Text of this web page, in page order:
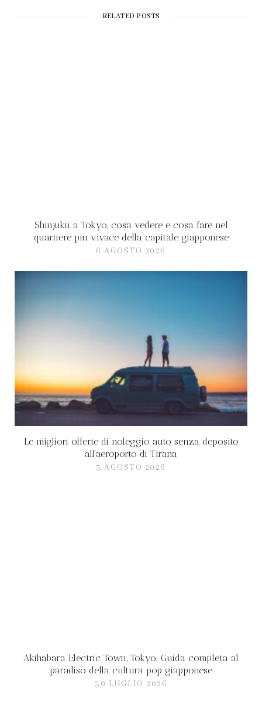
e
RELATED POSTS
Shinjuku a Tokyo, cosa vedere e cosa fare nel
quartiere più vivace della capitale giapponese
6 AGOSTO 2026
Le migliori offerte di noleggio auto senza deposito
all’aeroporto di Tirana
3 AGOSTO 2026
Akihabara Electric Town, Tokyo. Guida completa al
paradiso della cultura pop giapponese
30 LUGLIO 2026